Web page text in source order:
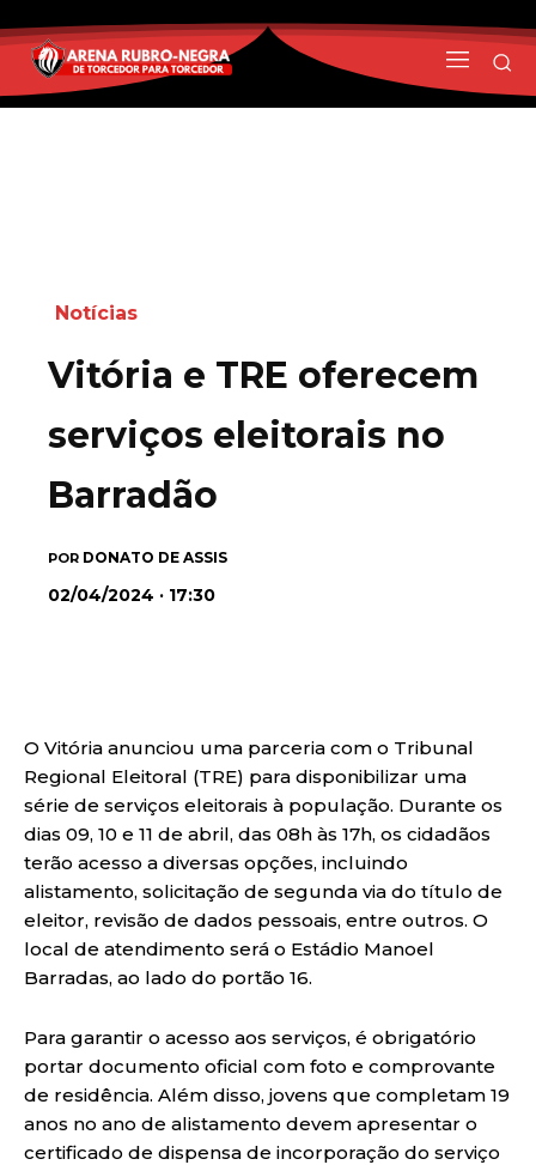
Notícias
Vitória e TRE oferecem
serviços eleitorais no
Barradão
POR DONATO DE ASSIS
02/04/2024 · 17:30
O Vitória anunciou uma parceria com o Tribunal
Regional Eleitoral (TRE) para disponibilizar uma
série de serviços eleitorais à população. Durante os
dias 09, 10 e 11 de abril, das 08h às 17h, os cidadãos
terão acesso a diversas opções, incluindo
alistamento, solicitação de segunda via do título de
eleitor, revisão de dados pessoais, entre outros. O
local de atendimento será o Estádio Manoel
Barradas, ao lado do portão 16.
Para garantir o acesso aos serviços, é obrigatório
portar documento oficial com foto e comprovante
de residência. Além disso, jovens que completam 19
anos no ano de alistamento devem apresentar o
certificado de dispensa de incorporação do serviço